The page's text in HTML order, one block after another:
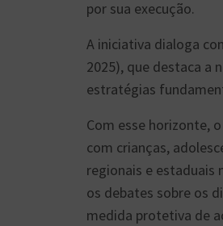
por sua execução.
A iniciativa dialoga
2025), que destaca a
estratégias
Com esse horizonte,
com crianças,
regionais e estaduais
os debates sobre os
medida protetiva de